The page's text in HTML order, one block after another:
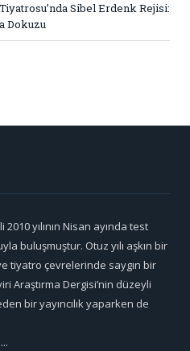
Sibel Erdenk Rejisi:
Dokuzu
yılının Nisan ayında test
buluşmuştur. Otuz yılı aşkın bir
tiyatro çevrelerinde saygın bir
Araştırma Dergisi’nin düzeyli
bir yayıncılık yaparken de